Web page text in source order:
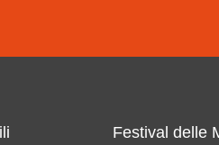
Festival delle